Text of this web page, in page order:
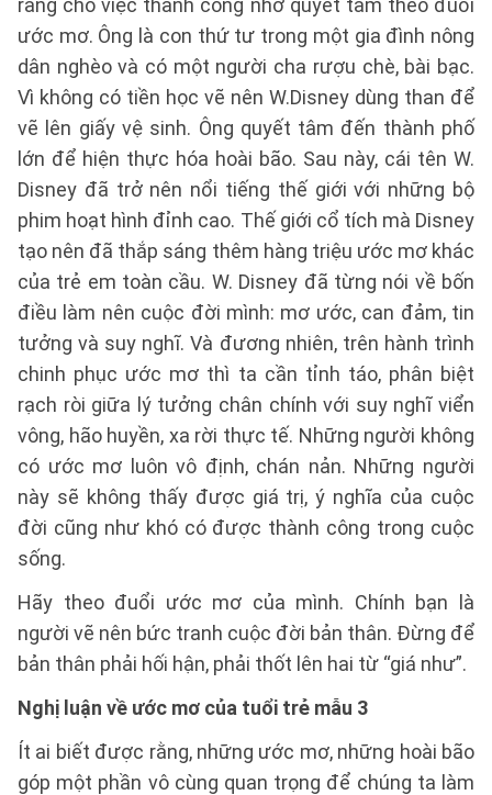
ràng cho việc thành công nhờ quyết tâm theo đuổi
ước mơ. Ông là con thứ tư trong một gia đình nông
dân nghèo và có một người cha rượu chè, bài bạc.
Vì không có tiền học vẽ nên W.Disney dùng than để
vẽ lên giấy vệ sinh. Ông quyết tâm đến thành phố
lớn để hiện thực hóa hoài bão. Sau này, cái tên W.
Disney đã trở nên nổi tiếng thế giới với những bộ
phim hoạt hình đỉnh cao. Thế giới cổ tích mà Disney
tạo nên đã thắp sáng thêm hàng triệu ước mơ khác
của trẻ em toàn cầu. W. Disney đã từng nói về bốn
điều làm nên cuộc đời mình: mơ ước, can đảm, tin
tưởng và suy nghĩ. Và đương nhiên, trên hành trình
chinh phục ước mơ thì ta cần tỉnh táo, phân biệt
rạch ròi giữa lý tưởng chân chính với suy nghĩ viển
vông, hão huyền, xa rời thực tế. Những người không
có ước mơ luôn vô định, chán nản. Những người
này sẽ không thấy được giá trị, ý nghĩa của cuộc
đời cũng như khó có được thành công trong cuộc
sống.
Hãy theo đuổi ước mơ của mình. Chính bạn là
người vẽ nên bức tranh cuộc đời bản thân. Đừng để
bản thân phải hối hận, phải thốt lên hai từ “giá như”.
Nghị luận về ước mơ của tuổi trẻ mẫu 3
Ít ai biết được rằng, những ước mơ, những hoài bão
góp một phần vô cùng quan trọng để chúng ta làm